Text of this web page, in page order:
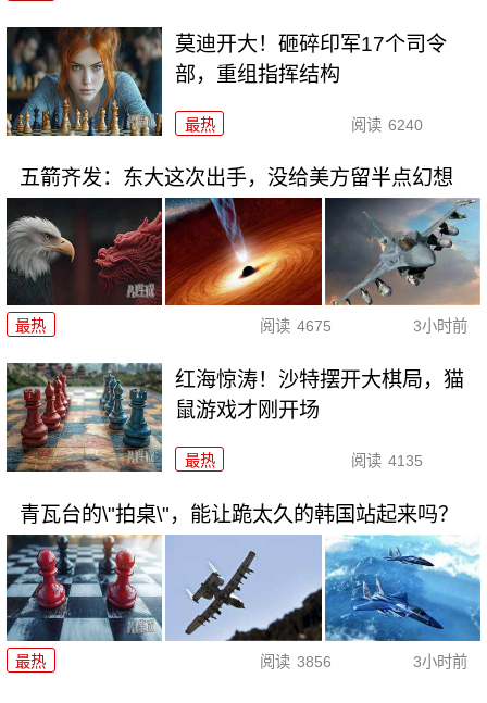
莫迪开大！砸碎印军17个司令
部，重组指挥结构
最热 阅读 6240
五箭齐发：东大这次出手，没给美方留半点幻想
最热 阅读 4675 3小时前
红海惊涛！沙特摆开大棋局，猫
鼠游戏才刚开场
最热 阅读 4135
青瓦台的\"拍桌\"，能让跪太久的韩国站起来吗？
最热 阅读 3856 3小时前